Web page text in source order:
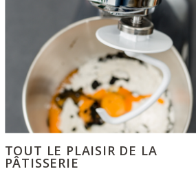
TOUT LE PLAISIR DE LA
PÂTISSERIE